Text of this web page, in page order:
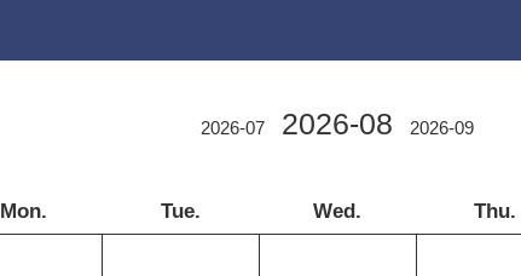
2026-07 2026-08 2026-09
Mon. Tue. Wed. Thu.